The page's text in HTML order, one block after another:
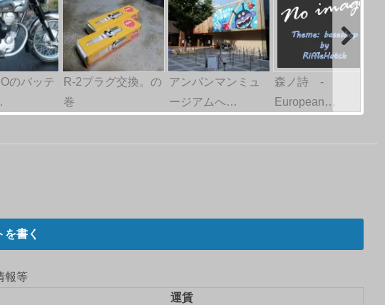
のバッテ
R-2プラグ交換。の
巻
アンパンマンミュ
ージアムへ…
森ノ詩 -
European…
を書く
報等
運賃